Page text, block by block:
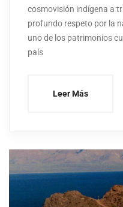
cosmovisión indígena a
profundo respeto por la
uno de los patrimonios
país
Leer Más